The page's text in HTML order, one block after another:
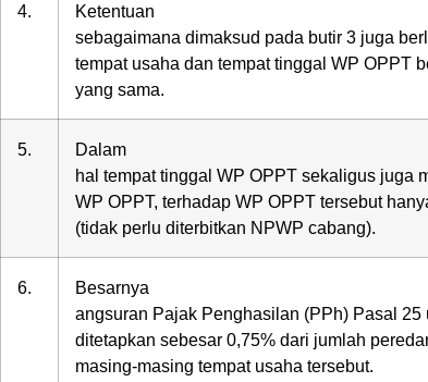
4.
Ketentuan
sebagaimana dimaksud pada butir 3 juga
tempat usaha dan tempat tinggal WP OPPT
yang sama.
5.
Dalam
hal tempat tinggal WP OPPT sekaligus juga
WP OPPT, terhadap WP OPPT tersebut
(tidak perlu diterbitkan NPWP cabang).
6.
Besarnya
angsuran Pajak Penghasilan (PPh) Pasal 25
ditetapkan sebesar 0,75% dari jumlah
masing-masing tempat usaha tersebut.